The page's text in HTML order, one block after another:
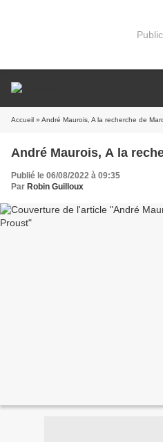
Accueil » André Maurois, A la recherche de
André Maurois, A la
Publié le 06/08/2022 à 09:35
Par Robin Guilloux